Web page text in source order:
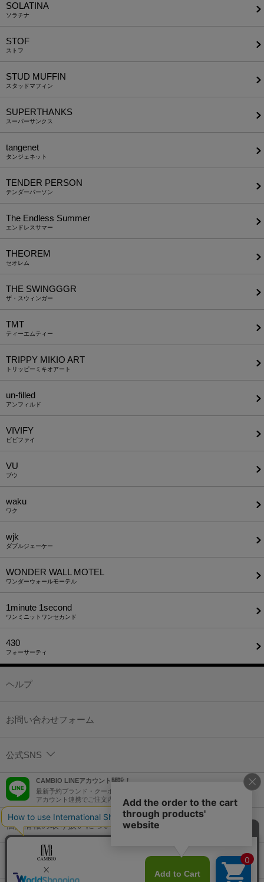
SOLATINA
ソラチナ
STOF
ストフ
STUD MUFFIN
スタッドマフィン
SUPERTHANKS
スーパーサンクス
tangenet
タンジェネット
TENDER PERSON
テンダーパーソン
The Endless Summer
エンドレスサマー
THEOREM
セオレム
THE SWINGGGR
ザ・スウィンガー
TMT
ティーエムティー
TRIPPY MIKIO ART
トリッピーミキオアート
un-filled
アンフィルド
VIVIFY
ビビファイ
VU
ブウ
waku
ワク
wjk
ダブルジェーケー
WONDER WALL MOTEL
ワンダーウォールモーテル
1minute​ 1second
ワンミニットワンセカンド
430
フォーサーティ
ヘルプ
お問い合わせフォーム
公式SNS
CAMBIO LINEアカウント開設！
最新予約ブランド・クーポン情報などを配信！
アカウント連携でご注文内容をLINEでも確認可能！
個人情報の取り扱いについて
特定商取引法に基づく表示